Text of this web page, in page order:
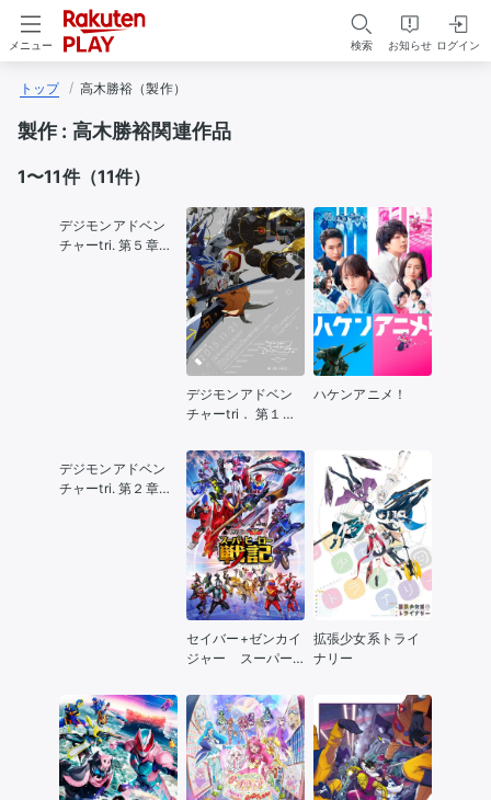
メニュー 検索 お知らせ ログイン
トップ 高木勝裕（製作）
製作 : 高木勝裕関連作品
1〜11件（11件）
デジモンアドベン
チャーtri. 第５章
デジモンアドベン
チャーtri． 第１章
ハケンアニメ！
デジモンアドベン
チャーtri. 第２章
セイバー+ゼンカイ
ジャー スーパー
拡張少女系トライ
ナリー